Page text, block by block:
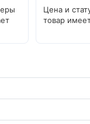
Цена и
товар